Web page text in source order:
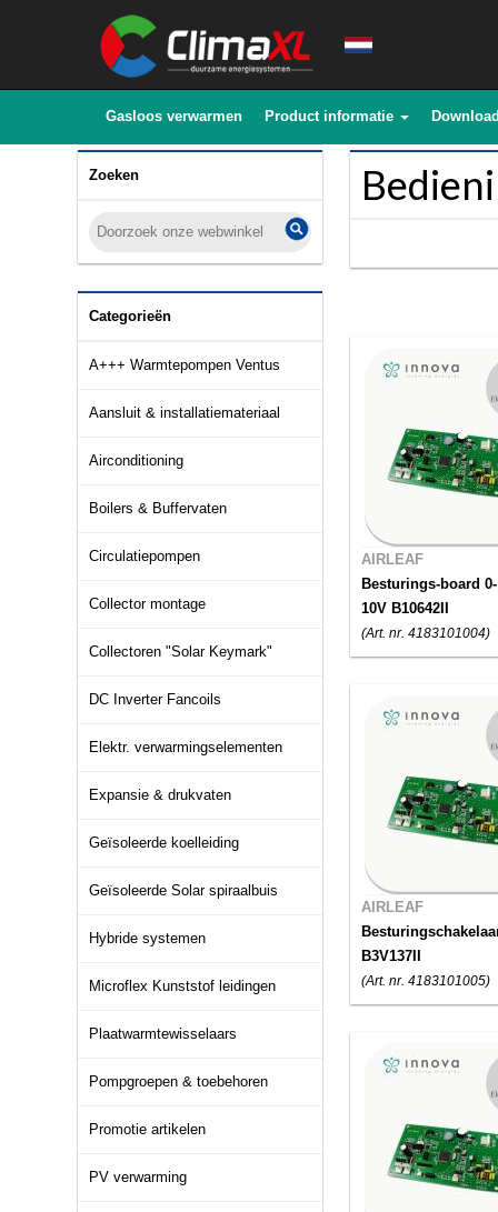
Gasloos verwarmen Product informatie
Zoeken
Categorieën
A+++ Warmtepompen Ventus
Aansluit & installatiemateriaal
Airconditioning
Boilers & Buffervaten
Circulatiepompen
Collector montage
Collectoren "Solar Keymark"
DC Inverter Fancoils
Elektr. verwarmingselementen
Expansie & drukvaten
Geïsoleerde koelleiding
Geïsoleerde Solar spiraalbuis
Hybride systemen
Microflex Kunststof leidingen
Plaatwarmtewisselaars
Pompgroepen & toebehoren
Promotie artikelen
PV verwarming
AIRLEAF
Besturings-board 0-
10V B10642II
(Art. nr. 4183101004)
AIRLEAF
B3V137II
(Art. nr. 4183101005)